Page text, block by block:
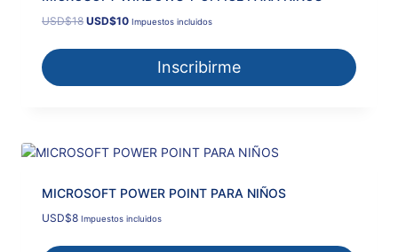
USD$18 El
USD$18.
USD$10El
USD$10.
Impuestos incluidos
Inscribirme
MICROSOFT POWER POINT PARA NIÑOS
USD$8 Impuestos incluidos